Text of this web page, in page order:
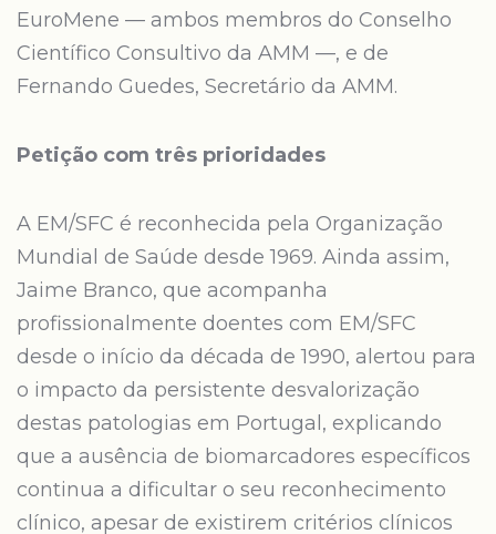
EuroMene — ambos membros do Conselho
Científico Consultivo da AMM —, e de
Fernando Guedes, Secretário da AMM.
Petição com três prioridades
A EM/SFC é reconhecida pela Organização
Mundial de Saúde desde 1969. Ainda assim,
Jaime Branco, que acompanha
profissionalmente doentes com EM/SFC
desde o início da década de 1990, alertou para
o impacto da persistente desvalorização
destas patologias em Portugal, explicando
que a ausência de biomarcadores específicos
continua a dificultar o seu reconhecimento
clínico, apesar de existirem critérios clínicos